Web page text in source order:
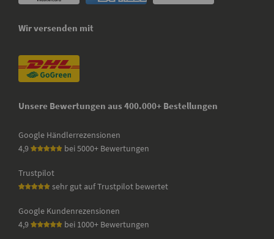
Wir versenden mit
Unsere Bewertungen aus 400.000+ Bestellungen
Google Händlerrezensionen
4,9
bei 5000+ Bewertungen
Trustpilot
sehr gut auf Trustpilot bewertet
Google Kundenrezensionen
4,9
bei 1000+ Bewertungen